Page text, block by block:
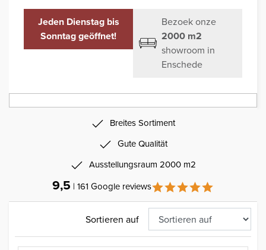
Jeden Dienstag bis
Sonntag geöffnet!
Bezoek onze
2000 m2
showroom in
Enschede
Breites Sortiment
Gute Qualität
Ausstellungsraum 2000 m2
9,5 | 161 Google reviews
Sortieren auf